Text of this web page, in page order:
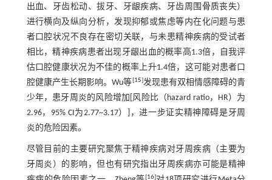
出血、牙齿松动、拔牙、牙龈疾病、牙齿周围骨质丧失）
进行横向及纵向分析，发现抑郁或焦虑等内在化问题与患
者口腔状况不良存在密切关联，与未患精神疾病的受试者
相比，精神疾病患者出现牙龈出血的概率高1.3倍，自我评
估口腔健康状况为不佳的概率上升1.4倍，这可能对患者口
腔健康产生长期影响。Wu等[15]发现患有双相情感障碍的青
少年，患牙周炎的风险增加[风险比（hazard ratio，HR）为
2.96，95% CI为2.77~3.17）]，进一步证实精神障碍是牙周
炎的危险因素。
尽管目前的主要研究聚焦于精神疾病对牙周疾病（主要为
牙周炎）的影响，但也有研究指出牙周疾病亦可能是精神
[16]